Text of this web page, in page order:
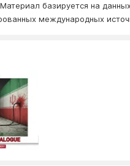
базируется на
международных